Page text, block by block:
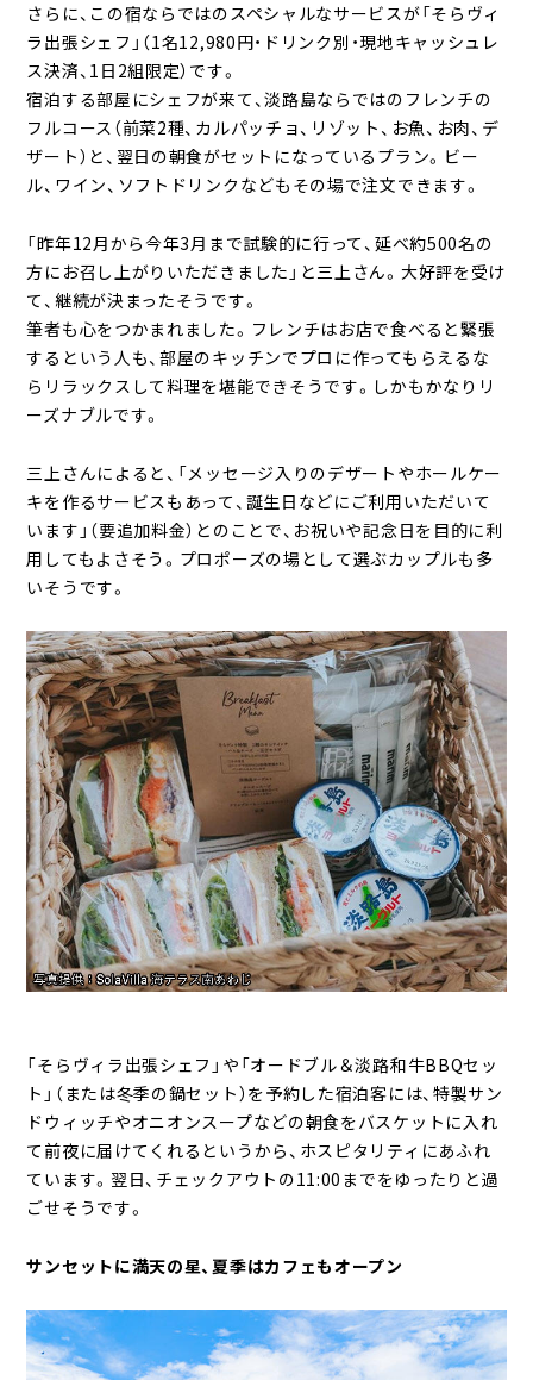
さらに、この宿ならではのスペシャルなサービスが「そらヴィ
ラ出張シェフ」（1名12,980円・ドリンク別・現地キャッシュレ
ス決済、1日2組限定）です。
宿泊する部屋にシェフが来て、淡路島ならではのフレンチの
フルコース（前菜2種、カルパッチョ、リゾット、お魚、お肉、デ
ザート）と、翌日の朝食がセットになっているプラン。ビー
ル、ワイン、ソフトドリンクなどもその場で注文できます。
「昨年12月から今年3月まで試験的に行って、延べ約500名の
方にお召し上がりいただきました」と三上さん。大好評を受け
て、継続が決まったそうです。
筆者も心をつかまれました。フレンチはお店で食べると緊張
するという人も、部屋のキッチンでプロに作ってもらえるな
らリラックスして料理を堪能できそうです。しかもかなりリ
ーズナブルです。
三上さんによると、「メッセージ入りのデザートやホールケー
キを作るサービスもあって、誕生日などにご利用いただいて
います」（要追加料金）とのことで、お祝いや記念日を目的に利
用してもよさそう。プロポーズの場として選ぶカップルも多
いそうです。
「そらヴィラ出張シェフ」や「オードブル＆淡路和牛BBQセッ
ト」（または冬季の鍋セット）を予約した宿泊客には、特製サン
ドウィッチやオニオンスープなどの朝食をバスケットに入れ
て前夜に届けてくれるというから、ホスピタリティにあふれ
ています。翌日、チェックアウトの11:00までをゆったりと過
ごせそうです。
サンセットに満天の星、夏季はカフェもオープン